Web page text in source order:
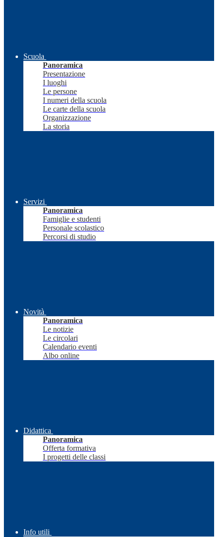
Scuola
Panoramica
Presentazione
I luoghi
Le persone
I numeri della scuola
Le carte della scuola
Organizzazione
La storia
Servizi
Panoramica
Famiglie e studenti
Personale scolastico
Percorsi di studio
Novità
Panoramica
Le notizie
Le circolari
Calendario eventi
Albo online
Didattica
Panoramica
Offerta formativa
I progetti delle classi
Info utili